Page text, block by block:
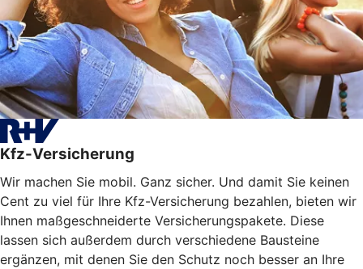
Kfz-Versicherung
Wir machen Sie mobil. Ganz sicher. Und damit Sie keinen
Cent zu viel für Ihre Kfz-Versicherung bezahlen, bieten wir
Ihnen maßgeschneiderte Versicherungspakete. Diese
lassen sich außerdem durch verschiedene Bausteine
ergänzen, mit denen Sie den Schutz noch besser an Ihre